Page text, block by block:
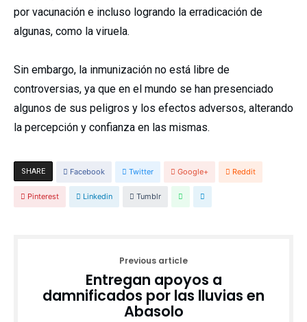
por vacunación e incluso logrando la erradicación de
algunas, como la viruela.
Sin embargo, la inmunización no está libre de
controversias, ya que en el mundo se han presenciado
algunos de sus peligros y los efectos adversos, alterando
la percepción y confianza en las mismas.
SHARE Facebook Twitter Google+ Reddit
Pinterest Linkedin Tumblr
Previous article
Entregan apoyos a
damnificados por las lluvias en
Abasolo